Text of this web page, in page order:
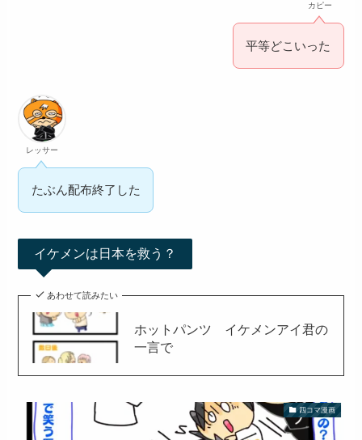
カピー
平等どこいった
レッサー
たぶん配布終了した
イケメンは日本を救う？
あわせて読みたい
ホットパンツ イケメンアイ君の
一言で
四コマ漫画